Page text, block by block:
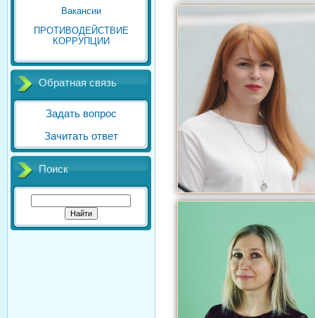
Вакансии
ПРОТИВОДЕЙСТВИЕ
КОРРУПЦИИ
Обратная связь
Задать вопрос
Зачитать ответ
Поиск